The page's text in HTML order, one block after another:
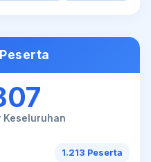
Keseluruhan
1.213 Peserta